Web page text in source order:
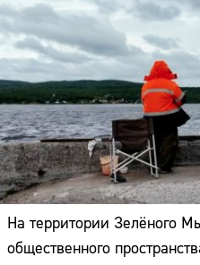
На территории Зелёного
общественного